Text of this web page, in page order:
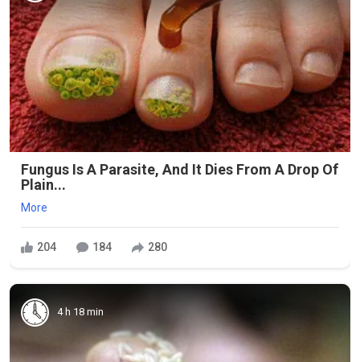
Fungus Is A Parasite, And It Dies From A Drop Of
Plain...
More
204 184 280
4 h 18 min